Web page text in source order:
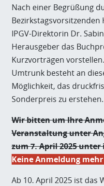
Nach einer Begrüßung
IPGV-Direktorin Dr.
Herausgeber das
Kurzvorträgen
Umtrunk besteht an
Möglichkeit, das
Sonderpreis zu erstehen.
Wir bitten um Ihre
Veranstaltung unter
zum 7. April 2025
Keine Anmeldung
Ab 10. April 2025 ist das